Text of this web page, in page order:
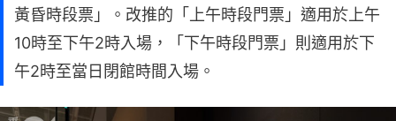
黃昏時段票」。改推的「上午時段門票」適用於上午
10時至下午2時入場，「下午時段門票」則適用於下
午2時至當日閉館時間入場。